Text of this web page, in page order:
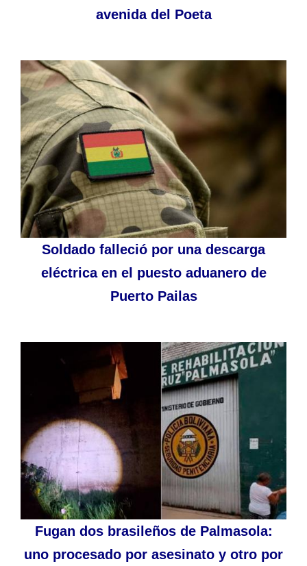
avenida del Poeta
Soldado falleció por una descarga
eléctrica en el puesto aduanero de
Puerto Pailas
Fugan dos brasileños de Palmasola:
uno procesado por asesinato y otro por